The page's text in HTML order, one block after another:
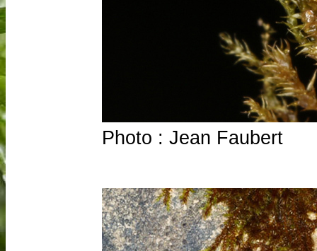
Photo : Jean Faubert